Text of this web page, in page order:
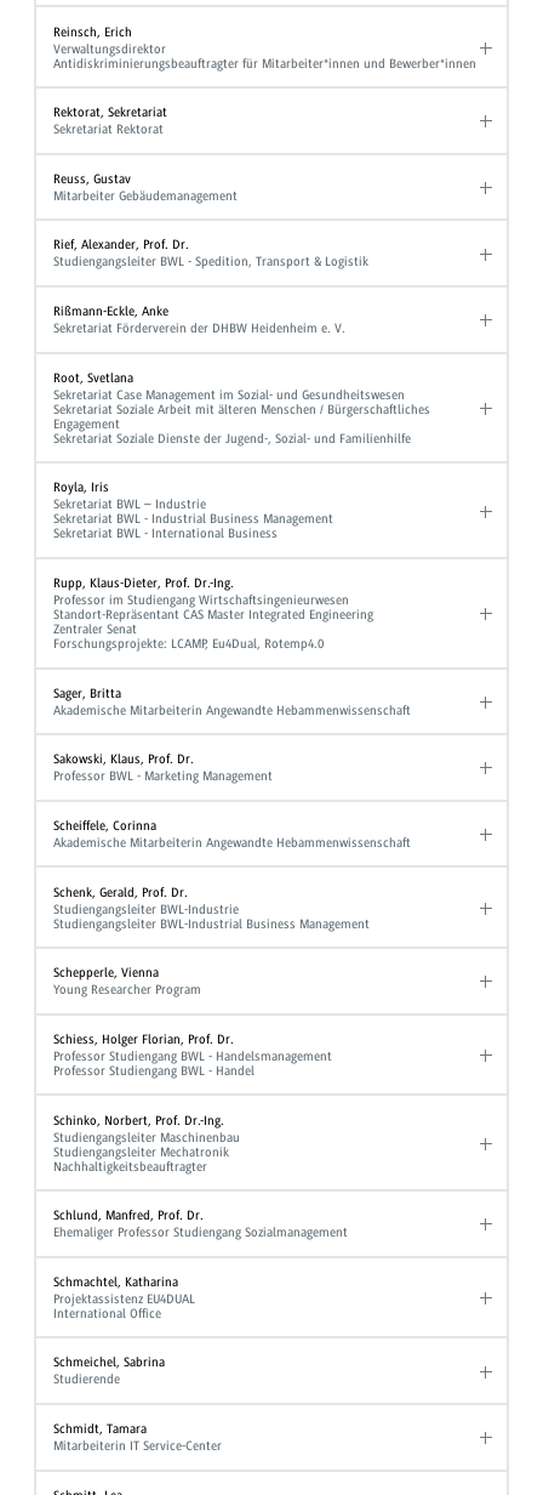
Reinsch, Erich
Verwaltungsdirektor
Antidiskriminierungsbeauftragter für Mitarbeiter*innen und Bewerber*innen
Rektorat, Sekretariat
Sekretariat Rektorat
Reuss, Gustav
Mitarbeiter Gebäudemanagement
Rief, Alexander, Prof. Dr.
Studiengangsleiter BWL - Spedition, Transport & Logistik
Rißmann-Eckle, Anke
Sekretariat Förderverein der DHBW Heidenheim e. V.
Root, Svetlana
Sekretariat Case Management im Sozial- und Gesundheitswesen
Sekretariat Soziale Arbeit mit älteren Menschen / Bürgerschaftliches
Engagement
Sekretariat Soziale Dienste der Jugend-, Sozial- und Familienhilfe
Royla, Iris
Sekretariat BWL – Industrie
Sekretariat BWL - Industrial Business Management
Sekretariat BWL - International Business
Rupp, Klaus-Dieter, Prof. Dr.-Ing.
Professor im Studiengang Wirtschaftsingenieurwesen
Standort-Repräsentant CAS Master Integrated Engineering
Zentraler Senat
Forschungsprojekte: LCAMP, Eu4Dual, Rotemp4.0
Sager, Britta
Akademische Mitarbeiterin Angewandte Hebammenwissenschaft
Sakowski, Klaus, Prof. Dr.
Professor BWL - Marketing Management
Scheiffele, Corinna
Akademische Mitarbeiterin Angewandte Hebammenwissenschaft
Schenk, Gerald, Prof. Dr.
Studiengangsleiter BWL-Industrie
Studiengangsleiter BWL-Industrial Business Management
Schepperle, Vienna
Young Researcher Program
Schiess, Holger Florian, Prof. Dr.
Professor Studiengang BWL - Handelsmanagement
Professor Studiengang BWL - Handel
Schinko, Norbert, Prof. Dr.-Ing.
Studiengangsleiter Maschinenbau
Studiengangsleiter Mechatronik
Nachhaltigkeitsbeauftragter
Schlund, Manfred, Prof. Dr.
Ehemaliger Professor Studiengang Sozialmanagement
Schmachtel, Katharina
Projektassistenz EU4DUAL
International Office
Schmeichel, Sabrina
Studierende
Schmidt, Tamara
Mitarbeiterin IT Service-Center